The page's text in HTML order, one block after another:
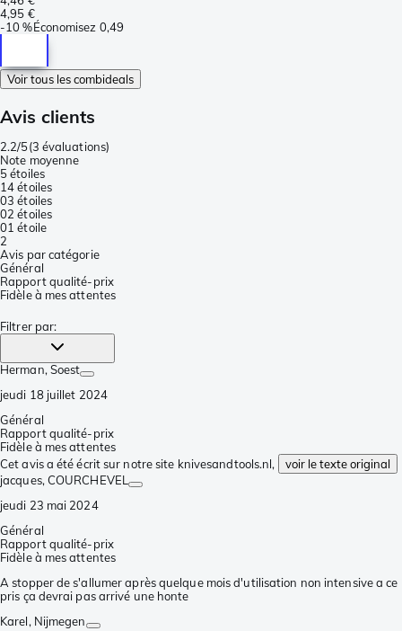
4,95 €
-10 %Économisez 0,49
Voir tous les combideals
Avis clients
2.2/5(3 évaluations)
Note moyenne
5 étoiles
14 étoiles
03 étoiles
02 étoiles
01 étoile
2
Avis par catégorie
Général
Rapport qualité-prix
Fidèle à mes attentes
Filtrer par:
Herman, Soest
jeudi 18 juillet 2024
Général
Rapport qualité-prix
Fidèle à mes attentes
Cet avis a été écrit sur notre site knivesandtools.nl,
voir le texte original
jacques, COURCHEVEL
jeudi 23 mai 2024
Général
Rapport qualité-prix
Fidèle à mes attentes
A stopper de s'allumer après quelque mois d'utilisation non intensive a ce
pris ça devrai pas arrivé une honte
Karel, Nijmegen